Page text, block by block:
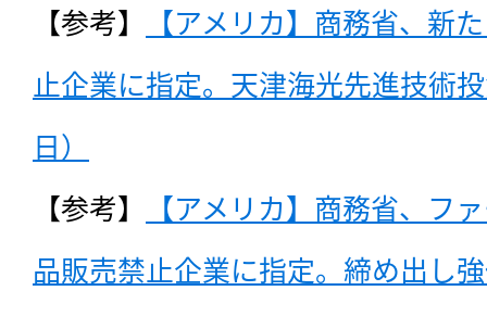
【参考】
【アメリカ】商務省、新
止企業に指定。天津海光先進技術
日）
【参考】
【アメリカ】商務省、フ
品販売禁止企業に指定。締め出し